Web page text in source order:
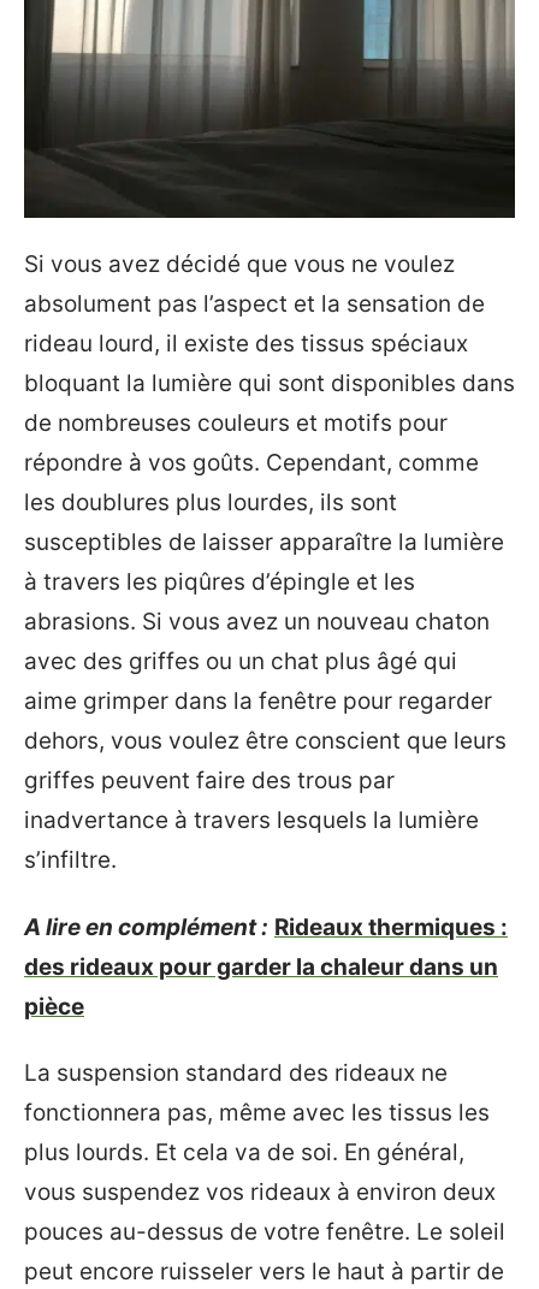
Si vous avez décidé que vous ne voulez
absolument pas l’aspect et la sensation de
rideau lourd, il existe des tissus spéciaux
bloquant la lumière qui sont disponibles dans
de nombreuses couleurs et motifs pour
répondre à vos goûts. Cependant, comme
les doublures plus lourdes, ils sont
susceptibles de laisser apparaître la lumière
à travers les piqûres d’épingle et les
abrasions. Si vous avez un nouveau chaton
avec des griffes ou un chat plus âgé qui
aime grimper dans la fenêtre pour regarder
dehors, vous voulez être conscient que leurs
griffes peuvent faire des trous par
inadvertance à travers lesquels la lumière
s’infiltre.
A lire en complément : Rideaux thermiques :
des rideaux pour garder la chaleur dans un
pièce
La suspension standard des rideaux ne
fonctionnera pas, même avec les tissus les
plus lourds. Et cela va de soi. En général,
vous suspendez vos rideaux à environ deux
pouces au-dessus de votre fenêtre. Le soleil
peut encore ruisseler vers le haut à partir de